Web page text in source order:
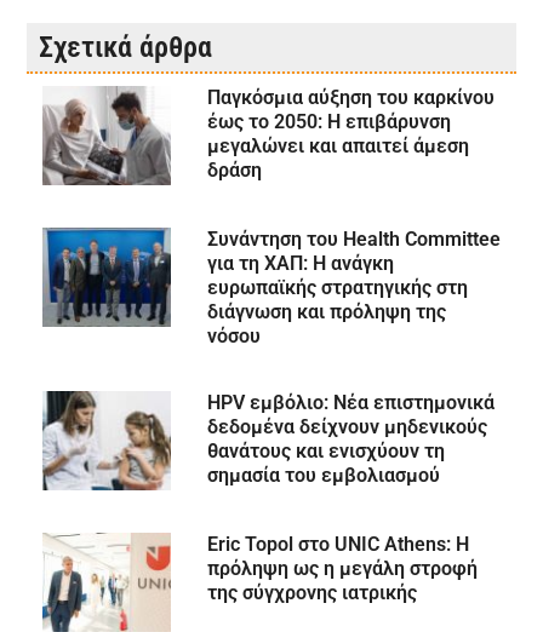
Σχετικά άρθρα
Παγκόσμια αύξηση του καρκίνου
έως το 2050: Η επιβάρυνση
μεγαλώνει και απαιτεί άμεση
δράση
Συνάντηση του Health Committee
για τη ΧΑΠ: Η ανάγκη
ευρωπαϊκής στρατηγικής στη
διάγνωση και πρόληψη της
νόσου
HPV εμβόλιο: Νέα επιστημονικά
δεδομένα δείχνουν μηδενικούς
θανάτους και ενισχύουν τη
σημασία του εμβολιασμού
Eric Topol στο UNIC Athens: Η
πρόληψη ως η μεγάλη στροφή
της σύγχρονης ιατρικής